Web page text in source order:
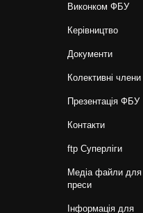
Виконком ФБУ
Керівництво
Документи
Колективні члени
Презентація ФБУ
Контакти
ftp Суперліги
Медіа файли для
преси
Інформація для